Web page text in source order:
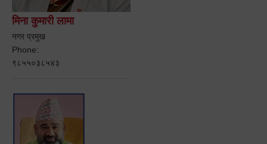
मिना कुमारी लामा
नगर प्रमुख
Phone:
९८५५०३८५४३